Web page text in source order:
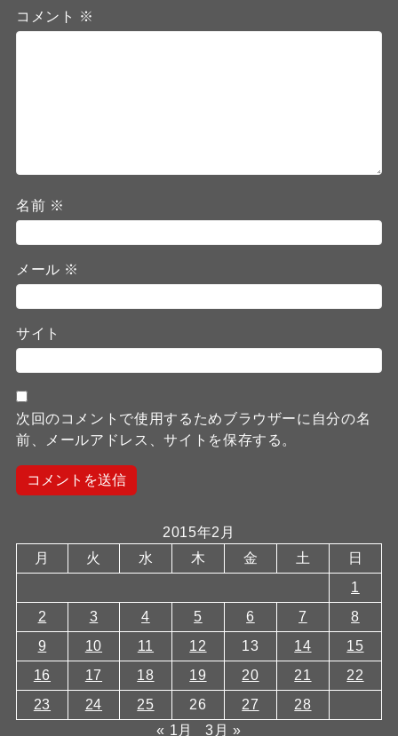
コメント ※
名前 ※
メール ※
サイト
次回のコメントで使用するためブラウザーに自分の名
前、メールアドレス、サイトを保存する。
2015年2月
月
火 水 木 金 土
日
1
2
3 4 5 6 7
8
9
10 11 12 13 14
15
16
17 18 19 20 21
22
23
24 25 26 27
28
« 1月
3月 »